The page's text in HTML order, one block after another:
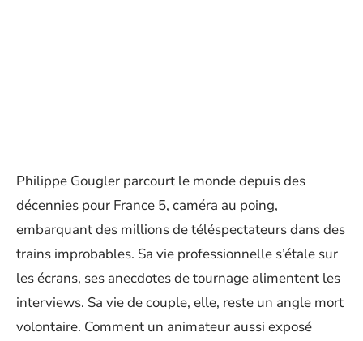
Philippe Gougler parcourt le monde depuis des
décennies pour France 5, caméra au poing,
embarquant des millions de téléspectateurs dans des
trains improbables. Sa vie professionnelle s’étale sur
les écrans, ses anecdotes de tournage alimentent les
interviews. Sa vie de couple, elle, reste un angle mort
volontaire. Comment un animateur aussi exposé